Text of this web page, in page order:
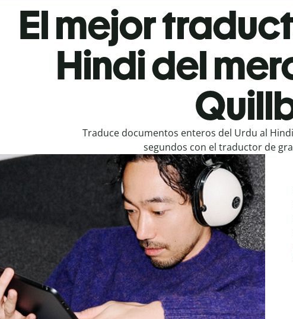
El mejor
Hindi del
Traduce documentos enteros del Urdu al
segundos con el traductor de